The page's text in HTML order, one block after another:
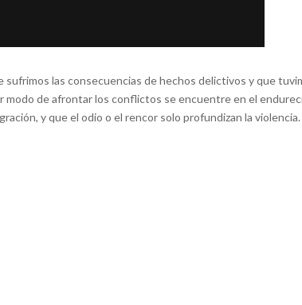
las consecuencias de hechos delictivos y que
modo de afrontar los conflictos se encuentre en el
y que el odio o el rencor solo profundizan la violencia.